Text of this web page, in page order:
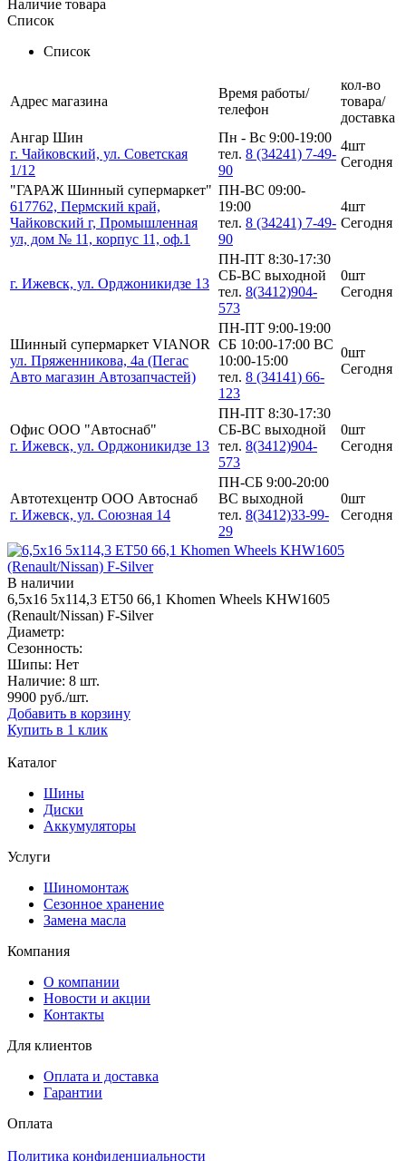
Наличие товара
Список
Список
Адрес магазина
Время работы/
телефон
кол-во
товара/
доставка
Ангар Шин
г. Чайковский, ул. Советская
1/12
Пн - Вс 9:00-19:00
тел. 8 (34241) 7-49-
90
4шт
Сегодня
"ГАРАЖ Шинный супермаркет"
617762, Пермский край,
Чайковский г, Промышленная
ул, дом № 11, корпус 11, оф.1
ПН-ВС 09:00-
19:00
тел. 8 (34241) 7-49-
90
4шт
Сегодня
г. Ижевск, ул. Орджоникидзе 13
ПН-ПТ 8:30-17:30
СБ-ВС выходной
тел. 8(3412)904-
573
0шт
Сегодня
Шинный супермаркет VIANOR
ул. Пряженникова, 4а (Пегас
Авто магазин Автозапчастей)
ПН-ПТ 9:00-19:00
СБ 10:00-17:00 ВС
10:00-15:00
тел. 8 (34141) 66-
123
0шт
Сегодня
Офис ООО "Автоснаб"
г. Ижевск, ул. Орджоникидзе 13
ПН-ПТ 8:30-17:30
СБ-ВС выходной
тел. 8(3412)904-
573
0шт
Сегодня
Автотехцентр ООО Автоснаб
г. Ижевск, ул. Союзная 14
ПН-СБ 9:00-20:00
ВС выходной
тел. 8(3412)33-99-
29
0шт
Сегодня
В наличии
6,5х16 5х114,3 ЕТ50 66,1 Khomen Wheels KHW1605
(Renault/Nissan) F-Silver
Диаметр:
Сезонность:
Шипы: Нет
Наличие: 8 шт.
9900 руб./шт.
Добавить в корзину
Купить в 1 клик
Каталог
Шины
Диски
Аккумуляторы
Услуги
Шиномонтаж
Сезонное хранение
Замена масла
Компания
О компании
Новости и акции
Контакты
Для клиентов
Оплата и доставка
Гарантии
Оплата
Политика конфиденциальности